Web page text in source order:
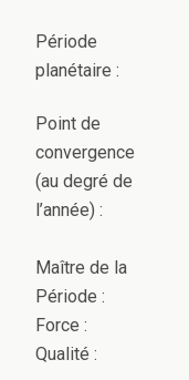
Période
planétaire :
Point de
convergence
(au degré de
l’année) :
Maître de la
Période :
Force :
Qualité :